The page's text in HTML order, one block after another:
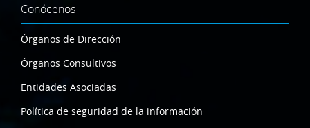
Conócenos
Órganos de Dirección
Órganos Consultivos
Entidades Asociadas
Política de seguridad de la información